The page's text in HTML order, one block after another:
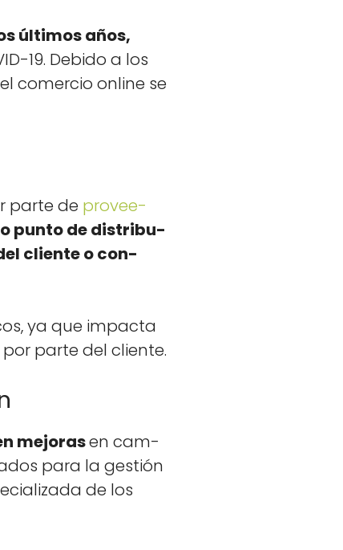
últi­mos años,
19. Debido a los
com­er­cio online se
parte de provee­
pun­to de dis­tribu­
cliente o con­
ya que impacta
parte del cliente.
mejo­rasen cam­
para la gestión
de los